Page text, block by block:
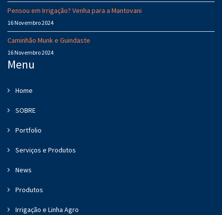
Pensou em Irrigação? Venha para a Mantovani
16 Novembro 2024
Caminhão Munk e Guindaste
16 Novembro 2024
Menu
Home
SOBRE
Portfolio
Serviços e Produtos
News
Produtos
Irrigação e Linha Agro